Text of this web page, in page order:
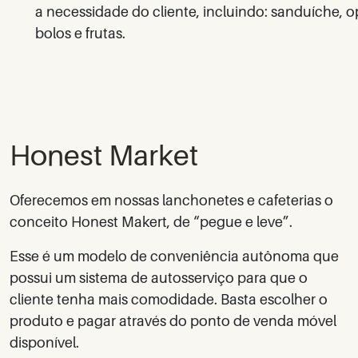
a necessidade do cliente, incluindo: sanduíche,
bolos e frutas.
Honest Market
Oferecemos em nossas lanchonetes e cafeterias o
conceito Honest Makert, de “pegue e leve”.
Esse é um modelo de conveniência autônoma que
possui um sistema de autosserviço para que o
cliente tenha mais comodidade. Basta escolher o
produto e pagar através do ponto de venda móvel
disponível.